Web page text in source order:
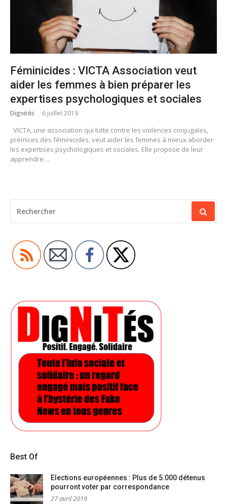
Féminicides : VICTA Association veut
aider les femmes à bien préparer les
expertises psychologiques et sociales
Dignités 6 juillet 2019
VICTA, une association qui lutte contre les violences conjugales,
prémices des féminicides, veut aider les femmes à mieux aborder
les expertises psychologiques et sociales. Elle propose de leur
apprendre…
POUR
:
Best Of
Elections européennes : Plus de 5.000 détenus
pourront voter par correspondance
27 avril 2019